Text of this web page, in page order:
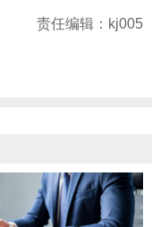
责任编辑：kj005